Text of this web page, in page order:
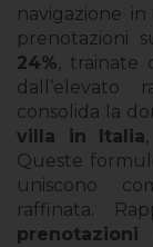
navigazione
prenotazioni
24%, trainate
dall’elevato
consolida la
villa in Italia
Queste
uniscono
raffinata.